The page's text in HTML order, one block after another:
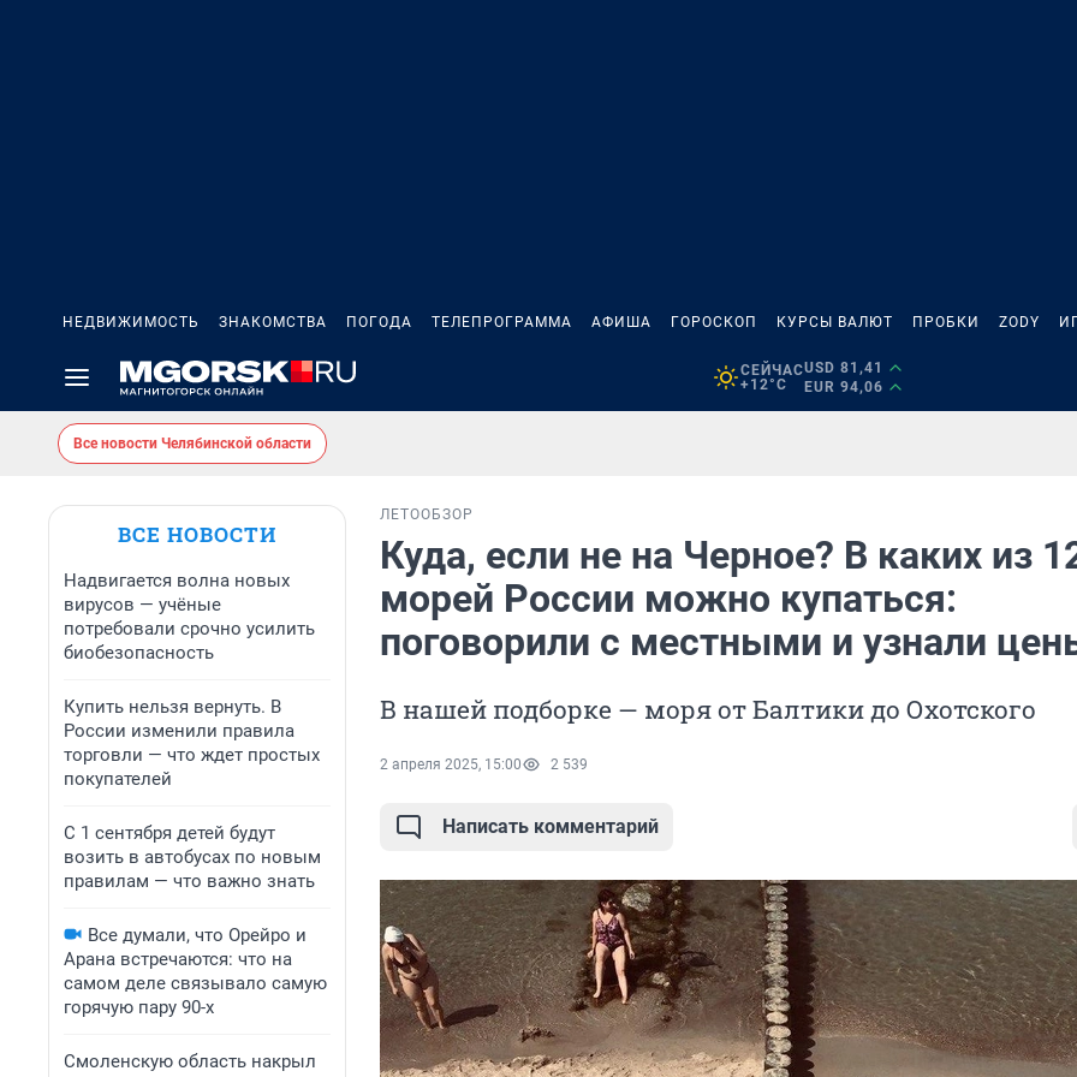
НЕДВИЖИМОСТЬ ЗНАКОМСТВА ПОГОДА ТЕЛЕПРОГРАММА АФИША ГОРОСКОП КУРСЫ ВАЛЮТ ПРОБКИ ZODY
СЕЙЧАС
+12°C
USD 81,41
EUR 94,06
Все новости Челябинской области
ВСЕ НОВОСТИ
Надвигается волна новых
вирусов — учёные
потребовали срочно усилить
биобезопасность
Купить нельзя вернуть. В
России изменили правила
торговли — что ждет простых
покупателей
С 1 сентября детей будут
возить в автобусах по новым
правилам — что важно знать
Все думали, что Орейро и
Арана встречаются: что на
самом деле связывало самую
горячую пару 90-х
Смоленскую область накрыл
ЛЕТООБЗОР
Куда, если не на Черное? В каких из
морей России можно купаться:
поговорили с местными и узнали
В нашей подборке — моря от Балтики до Охотского
2 апреля 2025, 15:00 2 539
Написать комментарий